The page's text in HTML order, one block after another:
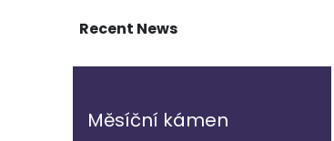
Recent News
Měsíční kámen